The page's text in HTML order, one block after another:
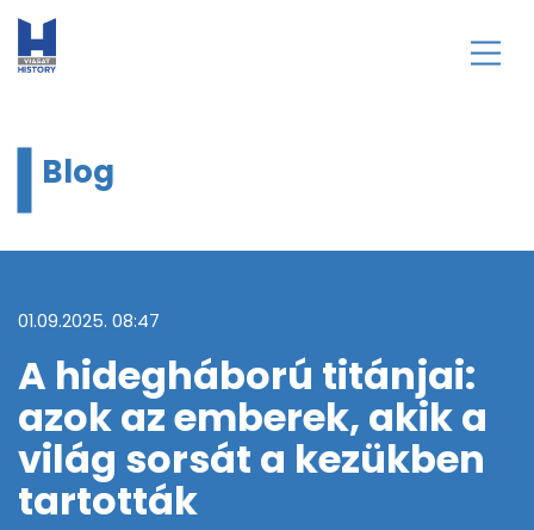
Blog
01.09.2025. 08:47
A hidegháború titánjai:
azok az emberek, akik a
világ sorsát a kezükben
tartották